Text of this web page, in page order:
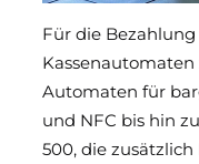
Für die
Kassenautomaten
Automaten für
und NFC bis hin
500, die